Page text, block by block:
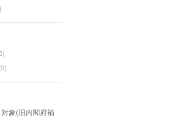
(0)
象(旧内閣府補